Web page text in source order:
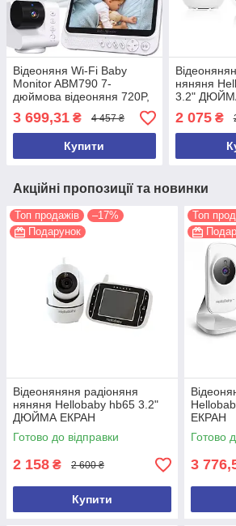
Відеоняня Wi-Fi Baby
Monitor ABM790 7-
дюймова відеоняня 720P,
4-кратний зум,
двостороннє аудіо, нічний
режим
3 699,31 ₴ 4 457 ₴
Купити
няняня
3.2"
2 075₴
Акційні пропозиції та новинки
Топ продажів
–17%
Подарунок
Відеоняняня радіоняня
няняня Hellobaby hb65 3.2"
ДЮЙМА ЕКРАН
Готово до відправки
2 158 ₴ 2 600 ₴
Купити
Топ
ЕКРАН
Готово
3